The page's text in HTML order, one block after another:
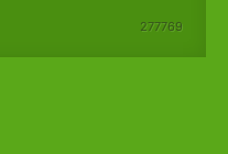
277769